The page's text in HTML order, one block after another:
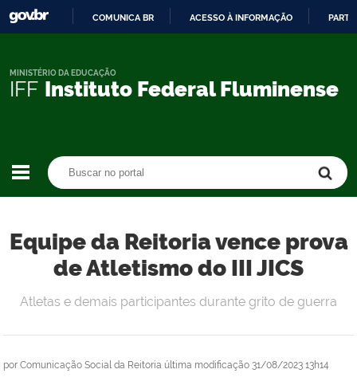
CONTEÚDO
COMUNICA BR ACESSO À INFORMAÇÃO
IFF Instituto Federal Fluminense
MINISTÉRIO DA EDUCAÇÃO
Equipe da Reitoria vence prova
de Atletismo do III JICS
por Comunicação Social da Reitoria última modificação 31/08/2023 13h14
Atletas e demais participantes durante grito de guerra